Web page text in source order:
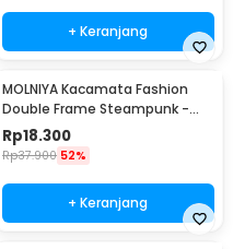
+ Keranjang
MOLNIYA Kacamata Fashion
Double Frame Steampunk -
NE60
Rp18.300
Rp37.900 52%
+ Keranjang